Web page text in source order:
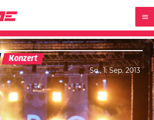
Konzert
So., 1. Sep. 2013